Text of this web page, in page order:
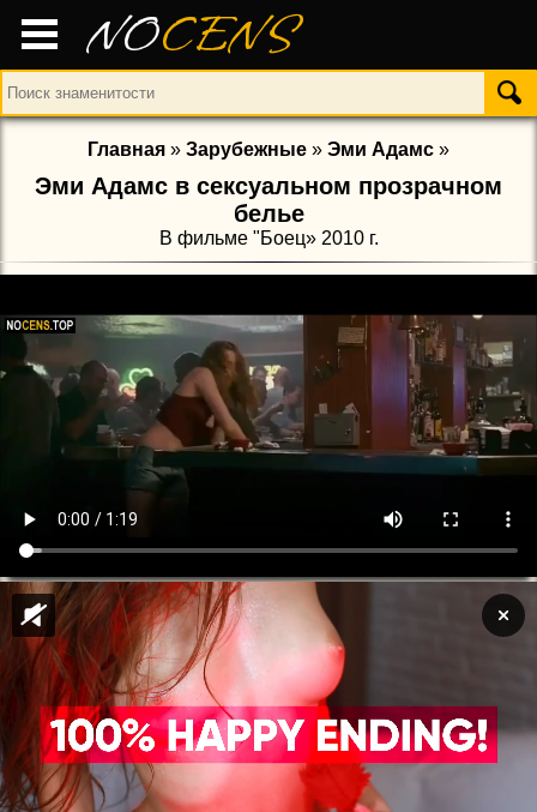
NOCENS
Главная » Зарубежные » Эми Адамс »
Эми Адамс в сексуальном прозрачном
белье
В фильме "Боец» 2010 г.